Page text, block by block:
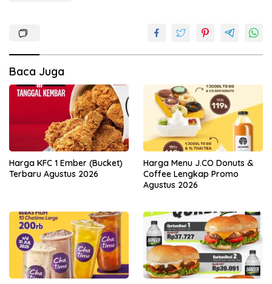
Baca Juga
Harga KFC 1 Ember (Bucket)
Terbaru Agustus 2026
Harga Menu J.CO Donuts &
Coffee Lengkap Promo
Agustus 2026